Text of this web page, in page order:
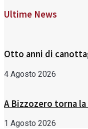
Ultime News
Otto anni di
4 Agosto 2026
A Bizzozero torna
1 Agosto 2026